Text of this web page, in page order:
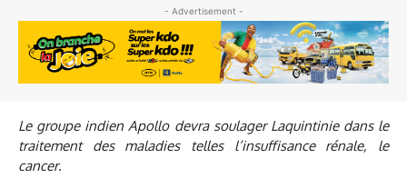
- Advertisement -
Le groupe indien Apollo devra soulager Laquintinie dans le
traitement des maladies telles l’insuffisance rénale, le
cancer.